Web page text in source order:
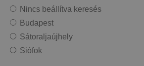
Nincs beállítva keresés
Budapest
Sátoraljaújhely
Siófok